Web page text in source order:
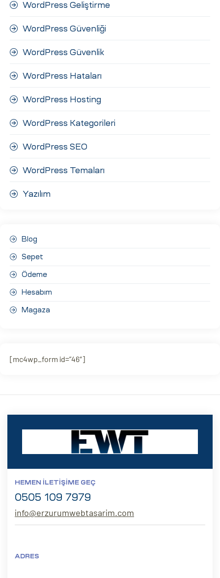
WordPress Geliştirme
WordPress Güvenliği
WordPress Güvenlik
WordPress Hataları
WordPress Hosting
WordPress Kategorileri
WordPress SEO
WordPress Temaları
Yazılım
Blog
Sepet
Ödeme
Hesabım
Magaza
[mc4wp_form id=”46″]
HEMEN İLETIŞIME GEÇ
0505 109 7979
info@erzurumwebtasarim.com
ADRES